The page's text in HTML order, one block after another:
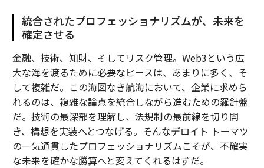
統合されたプロフェッショナリズムが、未来を
確定させる
金融、技術、知財、そしてリスク管理。Web3という広
大な海を渡るために必要なピースは、あまりに多く、そ
して複雑だ。この海図なき航海において、企業に求めら
れるのは、複雑な論点を統合しながら進むための羅針盤
だ。技術の最深部を理解し、法規制の最前線を切り開
き、構想を実装へとつなげる。そんなデロイト トーマツ
の一気通貫したプロフェッショナリズムこそが、不確実
な未来を確かな勝算へと変えてくれるはずだ。